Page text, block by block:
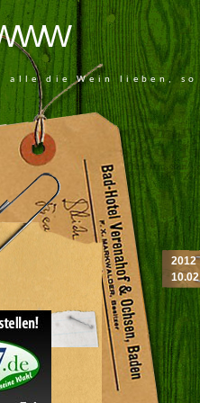
alle die Wein lieben,
2012
10.02